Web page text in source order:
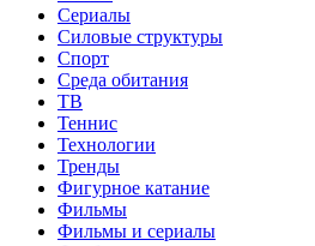
Сериалы
Силовые структуры
Спорт
Среда обитания
ТВ
Теннис
Технологии
Тренды
Фигурное катание
Фильмы
Фильмы и сериалы